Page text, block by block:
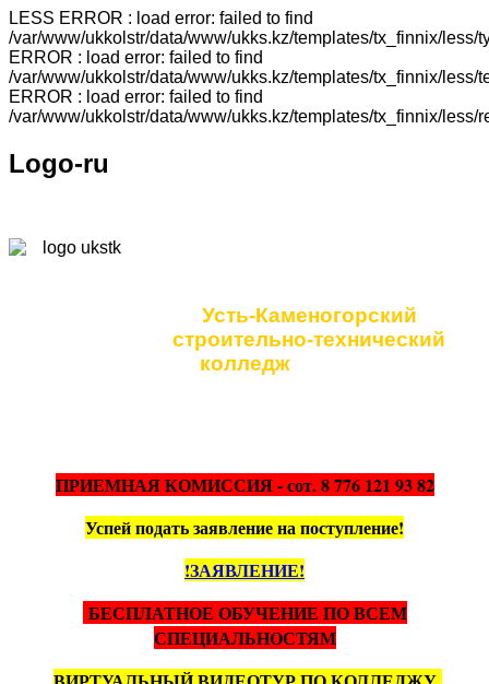
LESS ERROR : load error: failed to find
/var/www/ukkolstr/data/www/ukks.kz/templates/tx_finnix/less/
ERROR : load error: failed to find
/var/www/ukkolstr/data/www/ukks.kz/templates/tx_finnix/less/
ERROR : load error: failed to find
/var/www/ukkolstr/data/www/ukks.kz/templates/tx_finnix/less/
Logo-ru
Усть-Каменогорский
строительно-технический
колледж
ПРИЕМНАЯ КОМИССИЯ - сот. 8 776 121 93 82
Успей подать заявление на поступление!
!ЗАЯВЛЕНИЕ!
БЕСПЛАТНОЕ ОБУЧЕНИЕ ПО ВСЕМ
СПЕЦИАЛЬНОСТЯМ